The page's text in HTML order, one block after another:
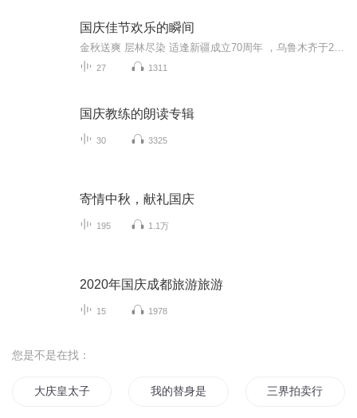
国庆佳节欢乐的瞬间
27 1311
国庆教练的朗读专辑
30 3325
寄情中秋，献礼国庆
195 1.1万
2020年国庆成都旅游旅游
15 1978
您是不是在找：
大庆皇太子 我的替身是拍拍熊 三界拍卖行